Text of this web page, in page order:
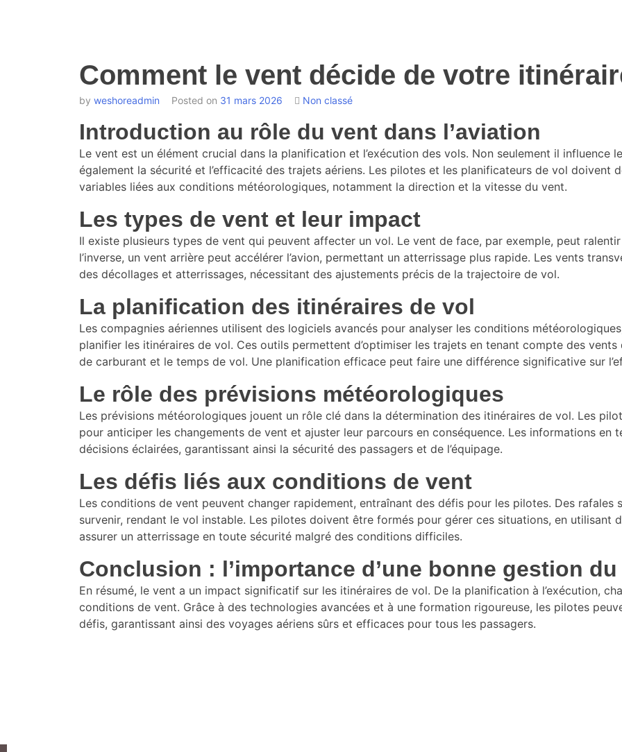
Comment le vent décide de votre
by weshoreadmin Posted on 31 mars 2026 Non classé
Introduction au rôle du vent dans l’aviation
Le vent est un élément crucial dans la planification et l’exécution des vols. Non seulement il influence
également la sécurité et l’efficacité des trajets aériens. Les pilotes et les planificateurs de vol doivent
variables liées aux conditions météorologiques, notamment la direction et la vitesse du vent.
Les types de vent et leur impact
Il existe plusieurs types de vent qui peuvent affecter un vol. Le vent de face, par exemple, peut
l’inverse, un vent arrière peut accélérer l’avion, permettant un atterrissage plus rapide. Les vents
des décollages et atterrissages, nécessitant des ajustements précis de la trajectoire de vol.
La planification des itinéraires de vol
Les compagnies aériennes utilisent des logiciels avancés pour analyser les conditions
planifier les itinéraires de vol. Ces outils permettent d’optimiser les trajets en tenant compte des
de carburant et le temps de vol. Une planification efficace peut faire une différence significative sur
Le rôle des prévisions météorologiques
Les prévisions météorologiques jouent un rôle clé dans la détermination des itinéraires de vol. Les
pour anticiper les changements de vent et ajuster leur parcours en conséquence. Les informations en
décisions éclairées, garantissant ainsi la sécurité des passagers et de l’équipage.
Les défis liés aux conditions de vent
Les conditions de vent peuvent changer rapidement, entraînant des défis pour les pilotes. Des rafales
survenir, rendant le vol instable. Les pilotes doivent être formés pour gérer ces situations, en utilisant
assurer un atterrissage en toute sécurité malgré des conditions difficiles.
Conclusion : l’importance d’une bonne gestion
En résumé, le vent a un impact significatif sur les itinéraires de vol. De la planification à l’exécution,
conditions de vent. Grâce à des technologies avancées et à une formation rigoureuse, les pilotes
défis, garantissant ainsi des voyages aériens sûrs et efficaces pour tous les passagers.